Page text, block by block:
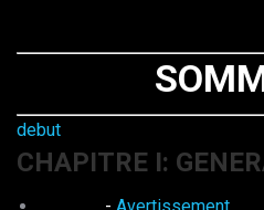
debut
CHAPITRE I: